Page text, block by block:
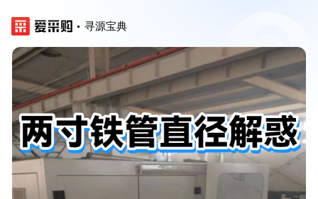
寻源宝典